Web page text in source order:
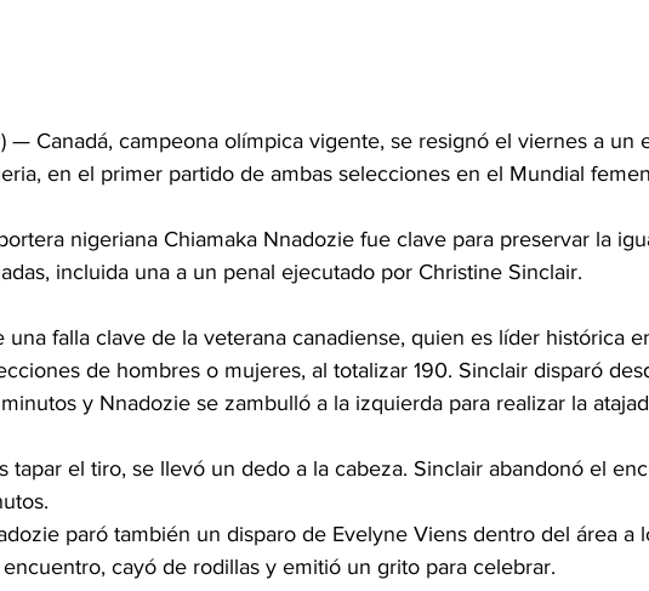
— Canadá, campeona olímpica vigente, se resignó el viernes a un
en el primer partido de ambas selecciones en el Mundial
nigeriana Chiamaka Nnadozie fue clave para preservar la
incluida una a un penal ejecutado por Christine Sinclair.
una falla clave de la veterana canadiense, quien es líder histórica
de hombres o mujeres, al totalizar 190. Sinclair disparó
y Nnadozie se zambulló a la izquierda para realizar la
tapar el tiro, se llevó un dedo a la cabeza. Sinclair abandonó el
paró también un disparo de Evelyne Viens dentro del área a
cayó de rodillas y emitió un grito para celebrar.